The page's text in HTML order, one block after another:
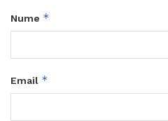
Nume *
Email *